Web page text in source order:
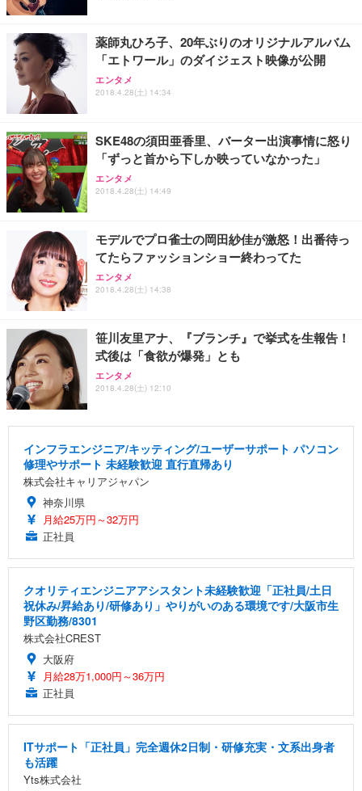
薬師丸ひろ子、20年ぶりのオリジナルアルバム
「エトワール」のダイジェスト映像が公開
エンタメ
2018.4.28(土) 14:34
SKE48の須田亜香里、バーター出演事情に怒り
「ずっと首から下しか映っていなかった」
エンタメ
2018.4.28(土) 14:49
モデルでプロ雀士の岡田紗佳が激怒！出番待っ
てたらファッションショー終わってた
エンタメ
2018.4.28(土) 14:38
笹川友里アナ、『ブランチ』で挙式を生報告！
式後は「食欲が爆発」とも
エンタメ
2018.4.28(土) 12:10
インフラエンジニア/キッティング/ユーザーサポート パソコン
修理やサポート 未経験歓迎 直行直帰あり
株式会社キャリアジャパン
神奈川県
月給25万円～32万円
正社員
クオリティエンジニアアシスタント未経験歓迎「正社員/土日
祝休み/昇給あり/研修あり」やりがいのある環境です/大阪市生
野区勤務/8301
株式会社CREST
大阪府
月給28万1,000円～36万円
正社員
ITサポート「正社員」完全週休2日制・研修充実・文系出身者
も活躍
Yts株式会社